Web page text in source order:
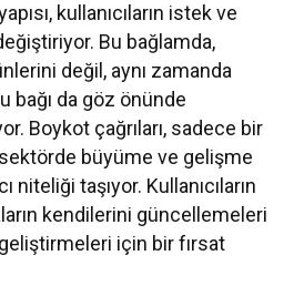
kullanıcıların istek ve
Bu bağlamda,
değil, aynı zamanda
bağı da göz önünde
Boykot çağrıları, sadece bir
büyüme ve gelişme
niteliği taşıyor. Kullanıcıların
kendilerini güncellemeleri
için bir fırsat